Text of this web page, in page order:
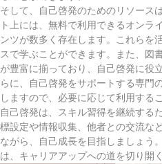
そして、自己啓発のためのリソース
ト上には、無料で利用できるオンラ
ンツが数多く存在します。これらを
スで学ぶことができます。また、図
が豊富に揃っており、自己啓発に役
らに、自己啓発をサポートする専門
しますので、必要に応じて利用する
自己啓発は、スキル習得を継続する
標設定や情報収集、他者との交流な
ながら、自己成長を目指しましょう
は、キャリアアップへの道を切り開